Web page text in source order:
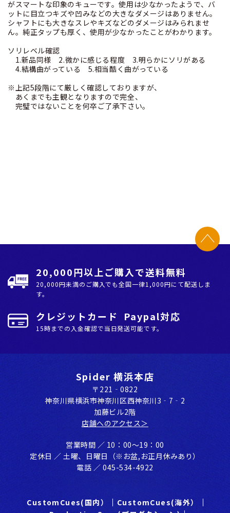
がスマートな印象のキューです。使用は少なかったようで、バ
ットに目立つキズや凹みなどの大きなダメージはありません。
シャフトにも大きなスレやキズなどのダメージはみられませ
ん。純正タップも厚く、使用が少なかったことがわかります。
ソリレベル確認
1.新品同様 2.微かに感じる程度 3.明らかにソリがある
4.結構曲がっている 5.相当酷く曲がっている
※上記5段階にて厳しく確認しておりますが、
あくまでも主観となりますので完全、
完璧ではないことを何卒ご了承下さい。
20,000円以上ご購入で送料無料
20,000円未満のご購入でも全国⼀律1,000円にて配送しま
す。
クレジットカード Paypal対応
15時までの入金確認で当日発送可能です。
Spider 横浜本店
〒221‐0822
神奈川県横浜市神奈川区⻄神奈川3‐7‐2
加藤ビル2階
店舗へのアクセス＞
営業時間 ／ 10：00〜19：00
定休⽇ ／ ⼟曜、⽇曜⽇（※お盆,お正⽉休みあり）
電話 ／ 045-534-4922
CustomCues(国内）
CustomCues(海外）